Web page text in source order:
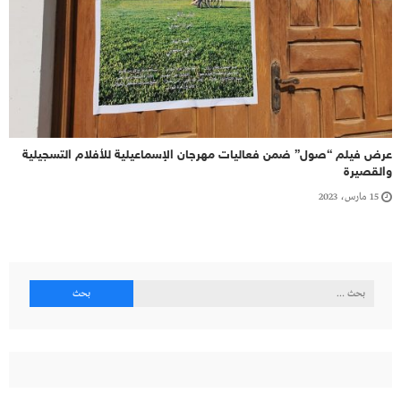
عرض فيلم “صول” ضمن فعاليات مهرجان الإسماعيلية للأفلام التسجيلية
والقصيرة
15 مارس، 2023
البحث